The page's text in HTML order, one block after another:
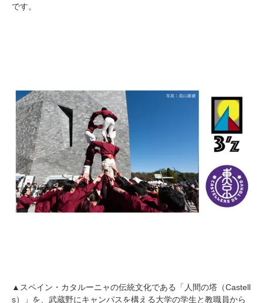
です。
▲スペイン・カタルーニャの伝統文化である「人間の塔（Castell
s）」を、武蔵野にキャンパスを構える大学の学生と教職員から